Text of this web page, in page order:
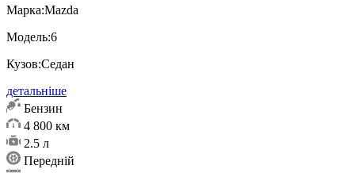
Марка:Mazda
Модель:6
Кузов:Седан
детальніше
Бензин
4 800 км
2.5 л
Передній